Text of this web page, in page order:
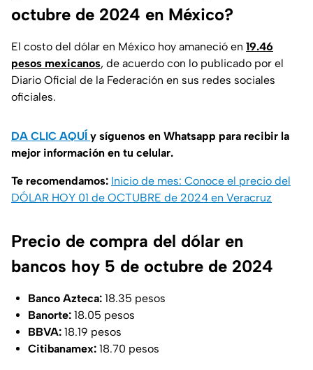
octubre de 2024 en México?
El costo del dólar en México hoy amaneció en 19.46
pesos mexicanos, de acuerdo con lo publicado por el
Diario Oficial de la Federación en sus redes sociales
oficiales.
DA CLIC AQUÍ y síguenos en Whatsapp para recibir la
mejor información en tu celular.
Te recomendamos: Inicio de mes: Conoce el precio del
DÓLAR HOY 01 de OCTUBRE de 2024 en Veracruz
Precio de compra del dólar en
bancos hoy 5 de octubre de 2024
Banco Azteca: 18.35 pesos
Banorte: 18.05 pesos
BBVA: 18.19 pesos
Citibanamex: 18.70 pesos